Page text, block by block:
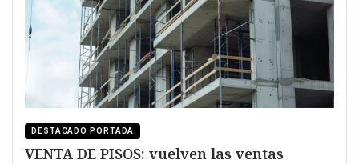
DESTACADO PORTADA
VENTA DE PISOS: vuelven las ventas